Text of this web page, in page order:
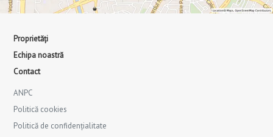
Proprietăți
Echipa noastră
Contact
ANPC
Politică cookies
Politică de confidențialitate